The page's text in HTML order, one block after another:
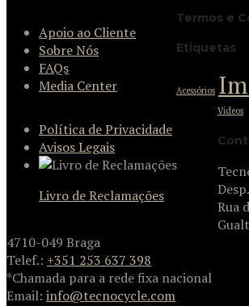
Apoio ao Cliente
Sobre Nós
FAQs
Media Center
Termos e
Política de Privacidade
Avisos Legais
Livro de Reclamações
Etiquetas
Acessórios
Videos
Rua
4710-049 Braga
Telef.: +351 253 637 398
*Chamada para a rede fixa nacional
Email: info@tecnocycle.com